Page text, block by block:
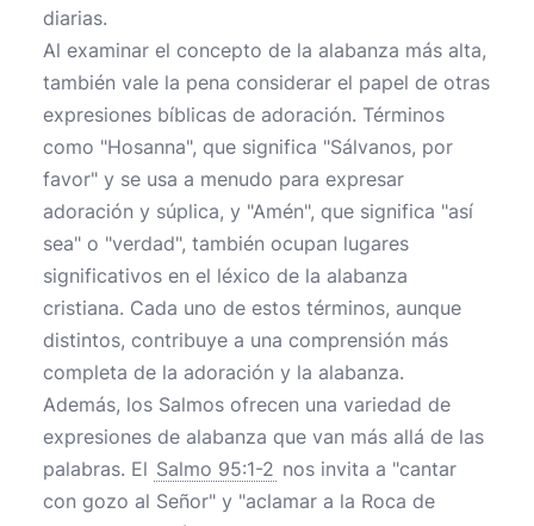
diarias.
Al examinar el concepto de la alabanza más alta,
también vale la pena considerar el papel de otras
expresiones bíblicas de adoración. Términos
como "Hosanna", que significa "Sálvanos, por
favor" y se usa a menudo para expresar
adoración y súplica, y "Amén", que significa "así
sea" o "verdad", también ocupan lugares
significativos en el léxico de la alabanza
cristiana. Cada uno de estos términos, aunque
distintos, contribuye a una comprensión más
completa de la adoración y la alabanza.
Además, los Salmos ofrecen una variedad de
expresiones de alabanza que van más allá de las
palabras. El Salmo 95:1-2 nos invita a "cantar
con gozo al Señor" y "aclamar a la Roca de